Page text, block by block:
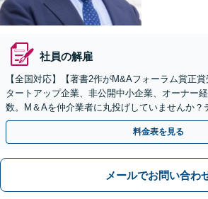
社員の解雇
【全国対応】【著書2作がM&Aフォーラム賞正
タートアップ企業、非公開中小企業、オーナー
数。M＆Aを仲介業者に丸投げしていませんか？
や契約書作成・交渉はお任せください【初回無
料金表を見る
メールでお問い合わ